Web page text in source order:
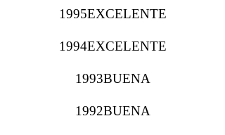
1995EXCELENTE
1994EXCELENTE
1993BUENA
1992BUENA